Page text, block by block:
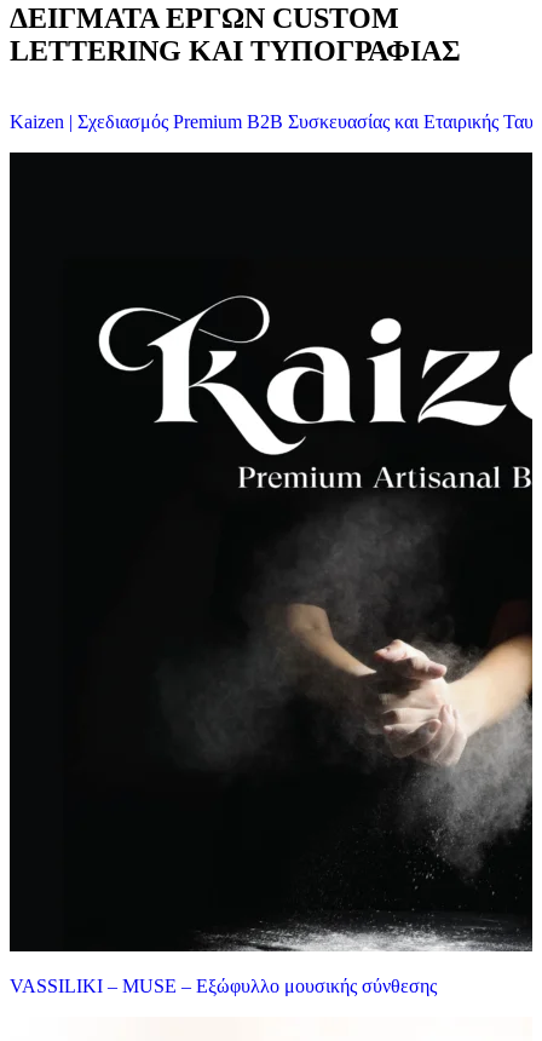
ΔΕΙΓΜΑΤΑ ΕΡΓΩΝ CUSTOM
LETTERING ΚΑΙ ΤΥΠΟΓΡΑΦΙΑΣ
Kaizen | Σχεδιασμός Premium B2B Συσκευασίας και Εταιρικής
VASSILIKI – MUSE – Εξώφυλλο μουσικής σύνθεσης